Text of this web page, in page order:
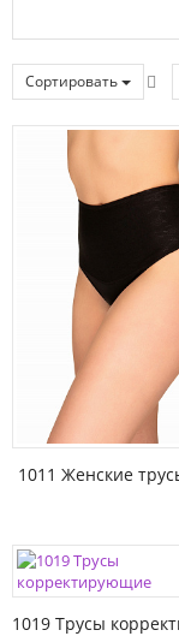
Сортировать
1011 Женские
1019 Трусы